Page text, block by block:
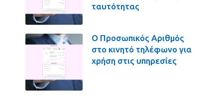
ταυτότητας
Ο Προσωπικός Αριθμός
στο κινητό τηλέφωνο για
χρήση στις υπηρεσίες